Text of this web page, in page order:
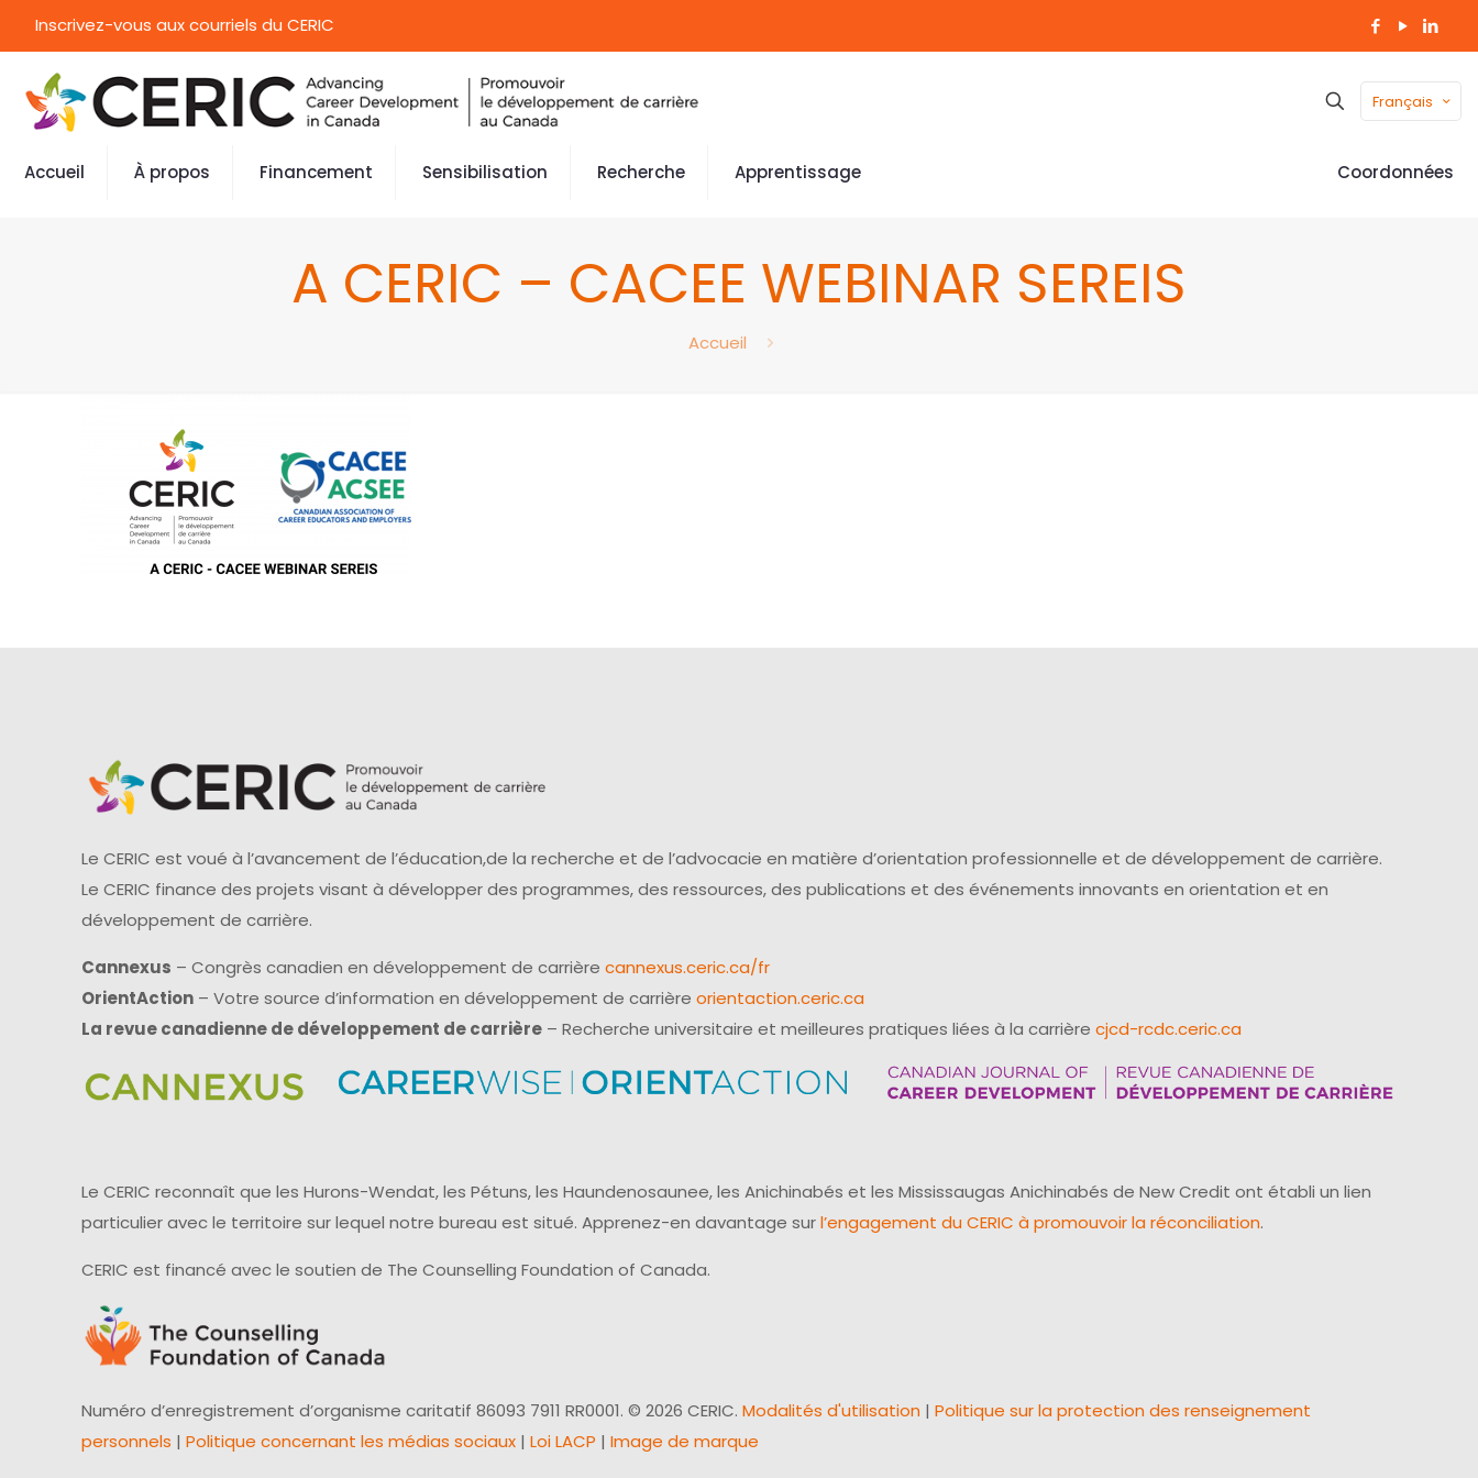
Inscrivez-vous aux courriels du CERIC
Français
Accueil À propos Financement Sensibilisation Recherche Apprentissage Coordonnées
A CERIC – CACEE WEBINAR SEREIS
Accueil
Le CERIC est voué à l’avancement de l’éducation,de la recherche et de l’advocacie en matière d’orientation professionnelle et de développement de carrière.
Le CERIC finance des projets visant à développer des programmes, des ressources, des publications et des événements innovants en orientation et en
développement de carrière.
Cannexus – Congrès canadien en développement de carrière cannexus.ceric.ca/fr
OrientAction – Votre source d’information en développement de carrière orientaction.ceric.ca
La revue canadienne de développement de carrière – Recherche universitaire et meilleures pratiques liées à la carrière cjcd-rcdc.ceric.ca
Le CERIC reconnaît que les Hurons-Wendat, les Pétuns, les Haundenosaunee, les Anichinabés et les Mississaugas Anichinabés de New Credit ont établi un lien
particulier avec le territoire sur lequel notre bureau est situé. Apprenez-en davantage surl’engagement du CERIC à promouvoir la réconciliation.
CERIC est financé avec le soutien de The Counselling Foundation of Canada.
Numéro d’enregistrement d’organisme caritatif 86093 7911 RR0001. © 2026 CERIC. Modalités d'utilisation | Politique sur la protection des renseignement
personnels | Politique concernant les médias sociaux | Loi LACP | Image de marque